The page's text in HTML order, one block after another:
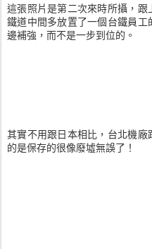
這張照片是第二次來時所攝，
鐵道中間多放置了一個台鐵員
邊補強，而不是一步到位的。
其實不用跟日本相比，台北機
的是保存的很像廢墟無誤了！